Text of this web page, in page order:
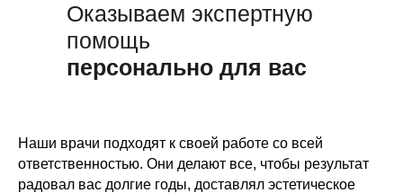
Оказываем экспертную
помощь
персонально для вас
Наши врачи подходят к своей работе со всей
ответственностью. Они делают все, чтобы результат
радовал вас долгие годы, доставлял эстетическое